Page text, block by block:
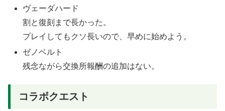
ヴェーダハード
割と復刻まで長かった。
プレイしてもクソ長いので、早めに始めよう。
ゼノベルト
残念ながら交換所報酬の追加はない。
コラボクエスト